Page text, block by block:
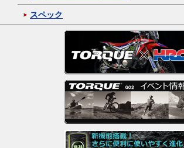
スペック